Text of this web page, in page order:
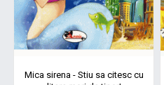
Mica sirena - Stiu sa citesc cu